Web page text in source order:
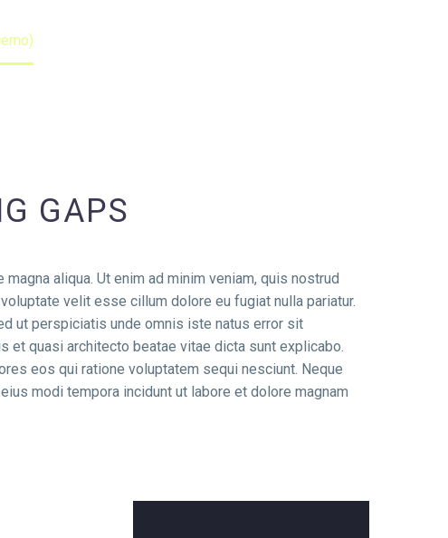
GAPS
aliqua. Ut enim ad minim veniam, quis nostrud
velit esse cillum dolore eu fugiat nulla pariatur.
ut perspiciatis unde omnis iste natus error sit
et quasi architecto beatae vitae dicta sunt explicabo.
eos qui ratione voluptatem sequi nesciunt. Neque
modi tempora incidunt ut labore et dolore magnam